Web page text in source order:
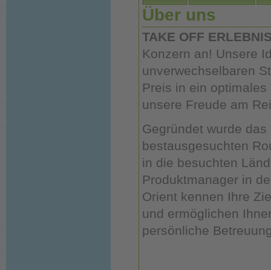
Über uns
TAKE OFF
Konzern an! Unsere
unverwechselbaren
Preis in ein
unsere Freude am
Gegründet wurde
bestausgesuchten
in die besuchten
Produktmanager in
Orient kennen Ihre
und ermöglichen
persönliche